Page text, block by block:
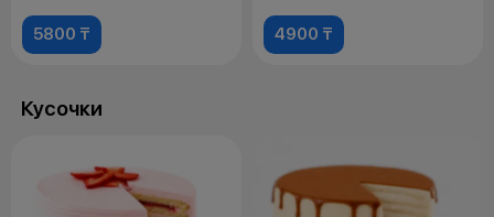
5800 ₸ 4900 ₸
Кусочки